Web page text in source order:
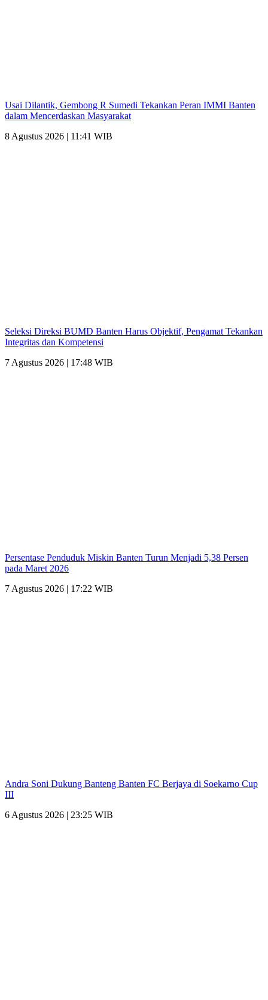
Usai Dilantik, Gembong R Sumedi Tekankan Peran IMMI Banten
dalam Mencerdaskan Masyarakat
8 Agustus 2026 | 11:41 WIB
Seleksi Direksi BUMD Banten Harus Objektif, Pengamat Tekankan
Integritas dan Kompetensi
7 Agustus 2026 | 17:48 WIB
Persentase Penduduk Miskin Banten Turun Menjadi 5,38 Persen
pada Maret 2026
7 Agustus 2026 | 17:22 WIB
Andra Soni Dukung Banteng Banten FC Berjaya di Soekarno Cup
III
6 Agustus 2026 | 23:25 WIB